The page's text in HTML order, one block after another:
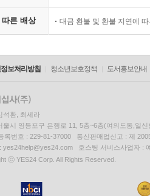
른 배상 대금 환불 및 환불 지연에
보처리방침 청소년보호정책 도서홍보안내
석환, 최세라
울시 영등포구 은행로 11, 5층~6층(여의도동,일신
록번호 : 229-81-37000 통신판매업신고 : 제
yes24help@yes24.com 호스팅 서비스사업자 :
ⓒ YES24 Corp. All Rights Reserved.